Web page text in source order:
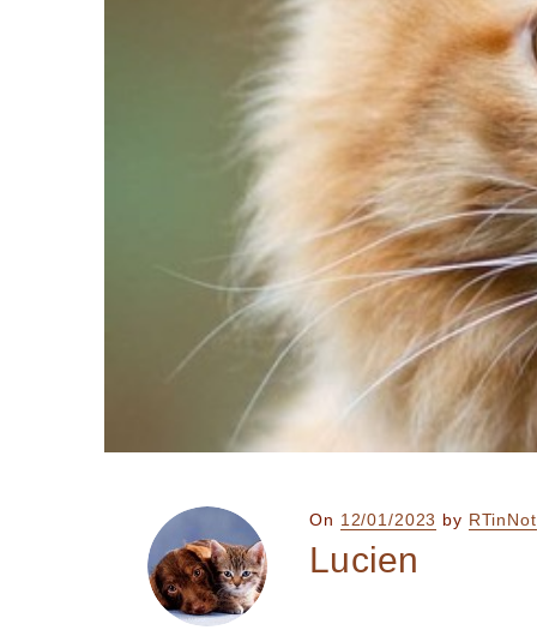
On Posted
12/01/2023 by RTinNot
Lucien